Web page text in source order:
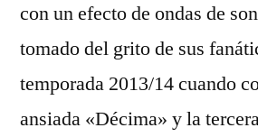
con un efecto de ondas de
tomado del grito de sus
temporada 2013/14 cuando
ansiada «Décima» y la